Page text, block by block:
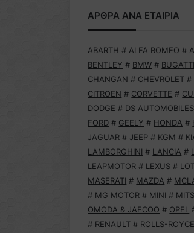
ΑΡΘΡΑ ΑΝΑ ΕΤΑΙΡΙΑ
ABARTH # ALFA ROMEO #
BENTLEY # BMW # BUGATTI
CHANGAN # CHEVROLET #
CITROEN # CORVETTE #
DODGE # DS AUTOMOBILES
FORD # GEELY # HONDA #
JAGUAR # JEEP # KGM #
LAMBORGHINI # LANCIA #
LEAPMOTOR # LEXUS #
MASERATI # MAZDA #
# MG MOTOR # MINI #
OMODA & JAECOO # OPEL
# RENAULT # ROLLS-ROYCE